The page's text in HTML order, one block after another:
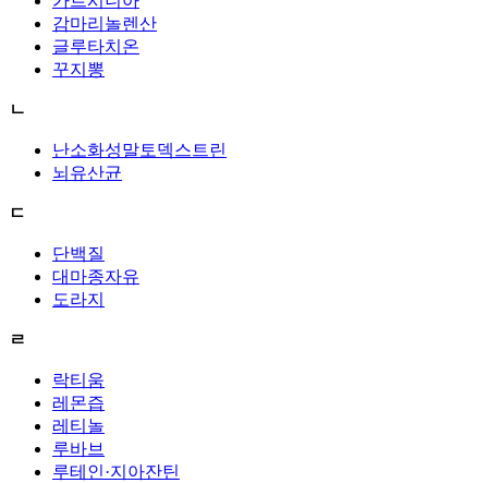
감마리놀렌산
글루타치온
꾸지뽕
ㄴ
난소화성말토덱스트린
뇌유산균
ㄷ
단백질
대마종자유
도라지
ㄹ
락티움
레몬즙
레티놀
루바브
루테인·지아잔틴